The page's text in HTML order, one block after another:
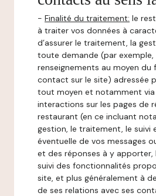
- Finalité du traitement: le
à traiter vos données à
d’assurer le traitement, la
toute demande (par exemple,
renseignements au moyen du
contact sur le site) adressée
tout moyen et notamment via
interactions sur les pages de
restaurant (en ce incluant
gestion, le traitement, le suivi
éventuelle de vos messages
et des réponses à y apporter,
suivi des fonctionnalités
site, et plus généralement à
de ses relations avec ses